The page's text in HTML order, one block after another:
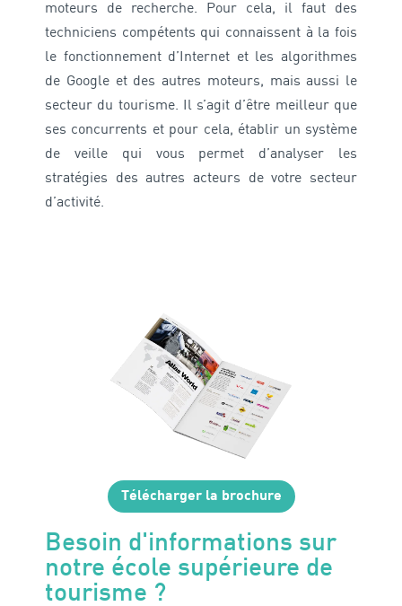
moteurs de recherche. Pour cela, il faut des
techniciens compétents qui connaissent à la fois
le fonctionnement d’Internet et les algorithmes
de Google et des autres moteurs, mais aussi le
secteur du tourisme. Il s’agit d’être meilleur que
ses concurrents et pour cela, établir un système
de veille qui vous permet d’analyser les
stratégies des autres acteurs de votre secteur
d’activité.
Télécharger la brochure
Besoin d'informations sur
notre école supérieure de
tourisme ?